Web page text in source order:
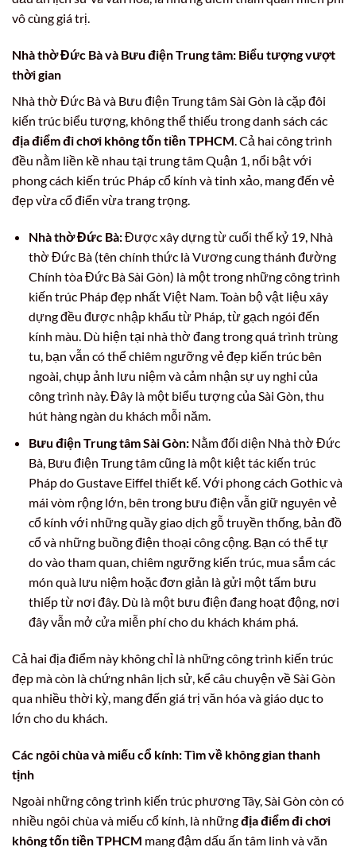
vô cùng giá trị.
Nhà thờ Đức Bà và Bưu điện Trung tâm: Biểu tượng vượt
thời gian
Nhà thờ Đức Bà và Bưu điện Trung tâm Sài Gòn là cặp đôi
kiến trúc biểu tượng, không thể thiếu trong danh sách các
địa điểm đi chơi không tốn tiền TPHCM. Cả hai công trình
đều nằm liền kề nhau tại trung tâm Quận 1, nổi bật với
phong cách kiến trúc Pháp cổ kính và tinh xảo, mang đến vẻ
đẹp vừa cổ điển vừa trang trọng.
Nhà thờ Đức Bà:Được xây dựng từ cuối thế kỷ 19, Nhà
thờ Đức Bà (tên chính thức là Vương cung thánh đường
Chính tòa Đức Bà Sài Gòn) là một trong những công trình
kiến trúc Pháp đẹp nhất Việt Nam. Toàn bộ vật liệu xây
dựng đều được nhập khẩu từ Pháp, từ gạch ngói đến
kính màu. Dù hiện tại nhà thờ đang trong quá trình trùng
tu, bạn vẫn có thể chiêm ngưỡng vẻ đẹp kiến trúc bên
ngoài, chụp ảnh lưu niệm và cảm nhận sự uy nghi của
công trình này. Đây là một biểu tượng của Sài Gòn, thu
hút hàng ngàn du khách mỗi năm.
Bưu điện Trung tâm Sài Gòn:Nằm đối diện Nhà thờ Đức
Bà, Bưu điện Trung tâm cũng là một kiệt tác kiến trúc
Pháp do Gustave Eiffel thiết kế. Với phong cách Gothic và
mái vòm rộng lớn, bên trong bưu điện vẫn giữ nguyên vẻ
cổ kính với những quầy giao dịch gỗ truyền thống, bản đồ
cổ và những buồng điện thoại công cộng. Bạn có thể tự
do vào tham quan, chiêm ngưỡng kiến trúc, mua sắm các
món quà lưu niệm hoặc đơn giản là gửi một tấm bưu
thiếp từ nơi đây. Dù là một bưu điện đang hoạt động, nơi
đây vẫn mở cửa miễn phí cho du khách khám phá.
Cả hai địa điểm này không chỉ là những công trình kiến trúc
đẹp mà còn là chứng nhân lịch sử, kể câu chuyện về Sài Gòn
qua nhiều thời kỳ, mang đến giá trị văn hóa và giáo dục to
lớn cho du khách.
Các ngôi chùa và miếu cổ kính: Tìm về không gian thanh
tịnh
Ngoài những công trình kiến trúc phương Tây, Sài Gòn còn có
nhiều ngôi chùa và miếu cổ kính, là nhữngđịa điểm đi chơi
không tốn tiền TPHCM mang đậm dấu ấn tâm linh và văn